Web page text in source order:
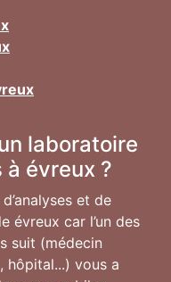
laboratoire
à évreux ?
et de
évreux car l’un des
suit (médecin
hôpital...) vous a